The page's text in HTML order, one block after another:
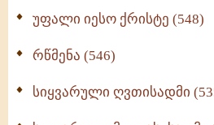
უფალი იესო ქრისტე (548)
რწმენა (546)
სიყვარული ღვთისადმი